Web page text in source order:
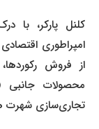
کلنل پارکر، با
امپراطوری
از فروش
تجاری‌سازی شهرت